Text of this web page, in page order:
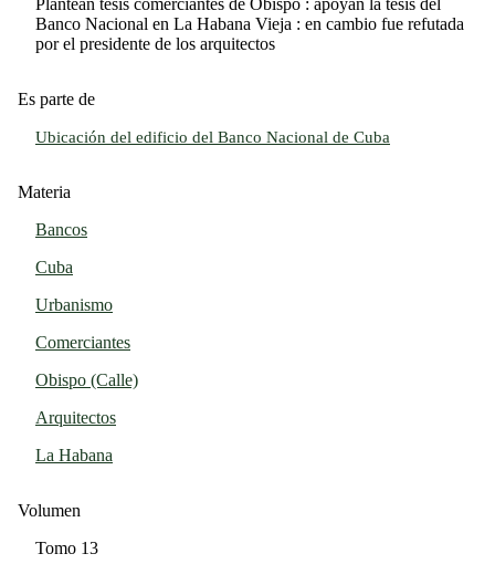
Banco Nacional en La Habana Vieja : en cambio fue refutada
por el presidente de los arquitectos
Es parte de
Ubicación del edificio del Banco Nacional de Cuba
Materia
Bancos
Cuba
Urbanismo
Comerciantes
Obispo (Calle)
Arquitectos
La Habana
Volumen
Tomo 13